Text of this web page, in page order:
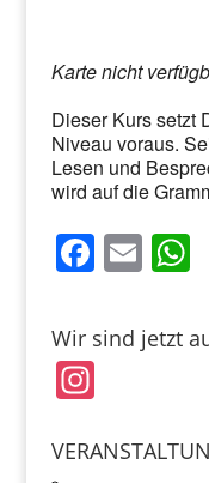
Karte nicht
Dieser Kurs setzt
Niveau voraus.
Lesen und
wird auf die
F
c
e
b
o
E
ai
l
W
Wir sind jetzt
In
a